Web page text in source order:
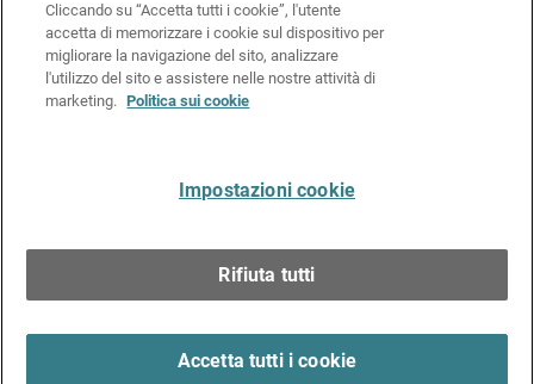
Politica sui cookie
Informativa sulla privacy
Kit Media & Brand
Cliccando su “Accetta tutti i cookie”, l'utente
accetta di memorizzare i cookie sul dispositivo per
migliorare la navigazione del sito, analizzare
l'utilizzo del sito e assistere nelle nostre attività di
marketing. Politica sui cookie
Impostazioni cookie
Rifiuta tutti
Accetta tutti i cookie